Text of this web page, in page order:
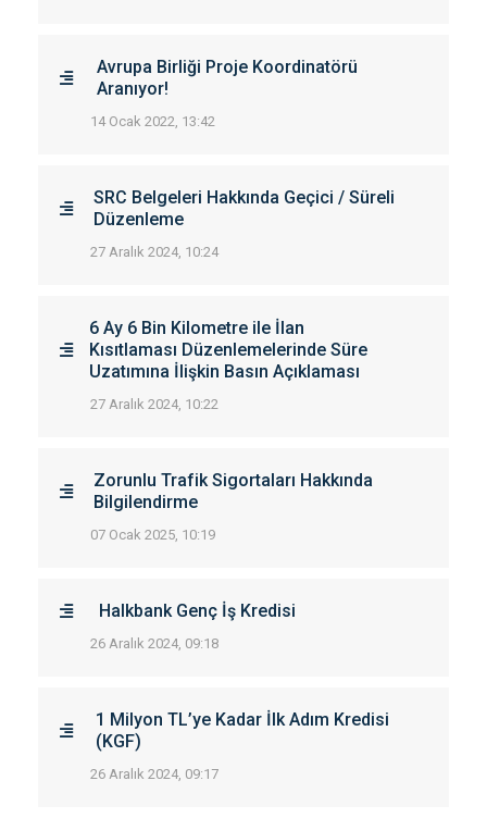
Avrupa Birliği Proje Koordinatörü
Aranıyor!
14 Ocak 2022, 13:42
SRC Belgeleri Hakkında Geçici / Süreli
Düzenleme
27 Aralık 2024, 10:24
6 Ay 6 Bin Kilometre ile İlan
Kısıtlaması Düzenlemelerinde Süre
Uzatımına İlişkin Basın Açıklaması
27 Aralık 2024, 10:22
Zorunlu Trafik Sigortaları Hakkında
Bilgilendirme
07 Ocak 2025, 10:19
Halkbank Genç İş Kredisi
26 Aralık 2024, 09:18
1 Milyon TL’ye Kadar İlk Adım Kredisi
(KGF)
26 Aralık 2024, 09:17